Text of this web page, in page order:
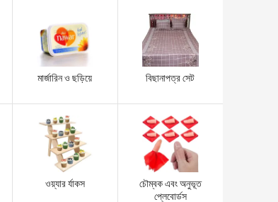
মার্জারিন ও ছড়িয়ে বিছানাপত্র সেট
ওয়্যার র্যাকস
চৌম্বক এবং অনুভূত
প্লেবোর্ডস